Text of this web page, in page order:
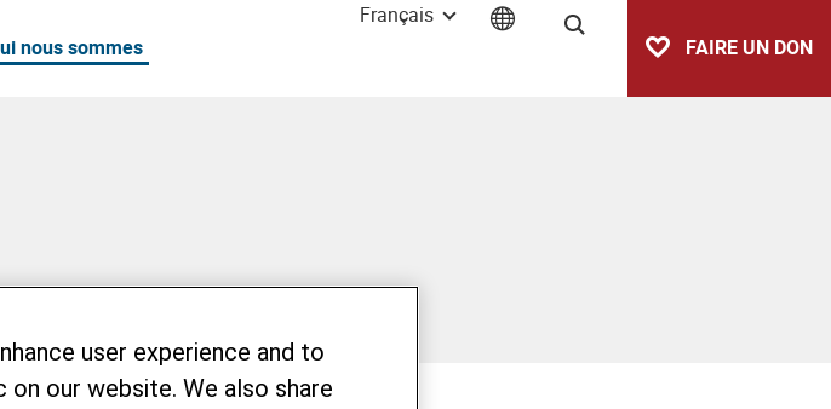
nous sommes
Français
Recherche
FAIRE UN DON
user experience and to
our website. We also share